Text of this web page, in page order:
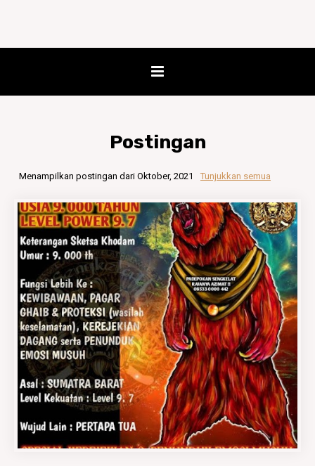
Postingan
Menampilkan postingan dari Oktober, 2021 Tunjukkan semua